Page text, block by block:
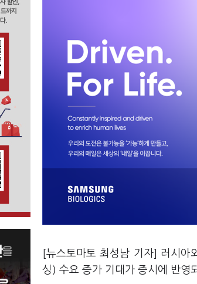
[뉴스토마토 최성남 기자] 러시아
싱) 수요 증가 기대가 증시에 반영